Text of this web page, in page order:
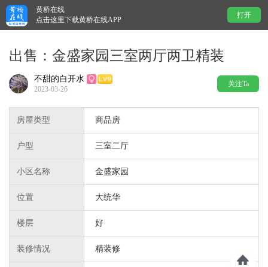
黄桥在线
点击这里下载黄桥在线APP
打开
出售：金盛家园三室两厅两卫精装
不甜的白开水
2023-03-26
关注Ta
房屋类型 商品房
户型 三室二厅
小区名称 金盛家园
位置 大统华
楼层 好
装修情况 精装修